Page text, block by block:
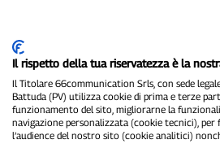
Pavie.
Propriétaire et éditeur :
02798890188.
Rédacteur en chef :Alessandro Secchi-
Benedusi.
Il rispetto della tua riservatezza è la
Il Titolare 66communication Srls, con sede
Battuda (PV) utilizza cookie di prima e terze
funzionamento del sito, migliorarne la
navigazione personalizzata (cookie tecnici),
l’audience del nostro sito (cookie analitici)